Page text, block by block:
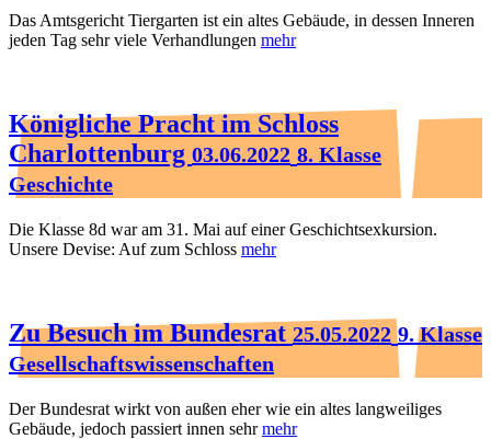
Das Amtsgericht Tiergarten ist ein altes Gebäude, in dessen Inneren
jeden Tag sehr viele Verhandlungen mehr
Königliche Pracht im Schloss
Charlottenburg 03.06.2022 8. Klasse
Geschichte
Die Klasse 8d war am 31. Mai auf einer Geschichtsexkursion.
Unsere Devise: Auf zum Schloss mehr
Zu Besuch im Bundesrat 25.05.2022 9. Klasse
Gesellschaftswissenschaften
Der Bundesrat wirkt von außen eher wie ein altes langweiliges
Gebäude, jedoch passiert innen sehrmehr